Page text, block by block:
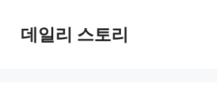
데일리 스토리